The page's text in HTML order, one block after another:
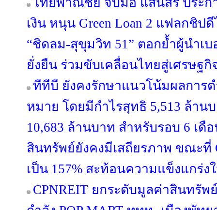
เงิน หนุน Green Loan 2 แฟลกชิป
“ชิดลม-สุขุมวิท 51” ตอกย้ำผู้นำเ
ยั่งยืน ร่วมขับเคลื่อนไทยสู่เศรษฐ
ทีทีบี ยังคงรักษาแนวโน้มผลการ
หมาย โดยมีกำไรสุทธิ 5,513 ล้าน
10,683 ล้านบาท สำหรับรอบ 6 เ
สินทรัพย์ยังคงมีเสถียรภาพ ขณะที่
เป็น 157% สะท้อนความแข็งแกร่ง
CPNREIT ยกระดับมูลค่าสินทรัพ